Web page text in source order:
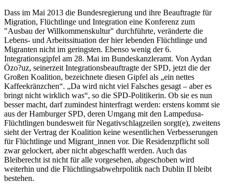
Dass im Mai 2013 die Bundesregierung und ihre Beauftragte für
Migration, Flüchtlinge und Integration eine Konferenz zum
"Ausbau der Willkommenskultur" durchführte, veränderte die
Lebens- und Arbeitssituation der hier lebenden Flüchtlinge und
Migranten nicht im geringsten. Ebenso wenig der 6.
Integrationsgipfel am 28. Mai im Bundeskanzleramt. Von Aydan
Özo?uz, seinerzeit Integrationsbeauftragte der SPD, jetzt die der
Großen Koalition, bezeichnete diesen Gipfel als „ein nettes
Kaffeekränzchen“. „Da wird nicht viel Falsches gesagt – aber es
bringt nicht wirklich was“, so die SPD-Politikerin. Ob sie es nun
besser macht, darf zumindest hinterfragt werden: erstens kommt sie
aus der Hamburger SPD, deren Umgang mit den Lampedusa-
Flüchtlingen bundesweit für Negativschlagzeilen sorgt(e), zweitens
sieht der Vertrag der Koalition keine wesentlichen Verbesserungen
für Flüchtlinge und Migrant_innen vor. Die Residenzpflicht soll
zwar gelockert, aber nicht abgeschafft werden. Auch das
Bleiberecht ist nicht für alle vorgesehen, abgeschoben wird
weiterhin und die Flüchtlingsabwehrpolitik nach Dublin II bleibt
bestehen.